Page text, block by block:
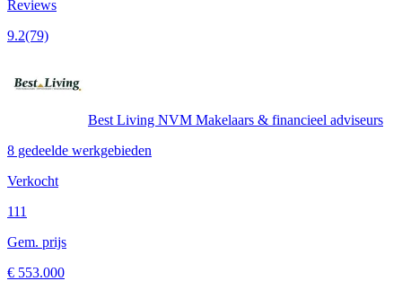
Reviews
9.2(79)
Best Living NVM Makelaars & financieel adviseurs
8 gedeelde werkgebieden
Verkocht
111
Gem. prijs
€ 553.000